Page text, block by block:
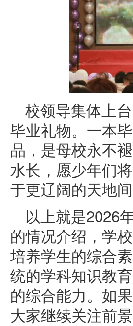
校领导集体上
毕业礼物。一本
品，是母校永不
水长，愿少年们
于更辽阔的天地
以上就是2026
的情况介绍，学
培养学生的综合
统的学科知识教
的综合能力。如
大家继续关注前景